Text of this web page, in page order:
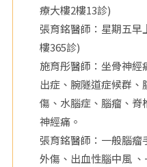
療大樓2樓13診)
張育銘醫師：星期五
樓365診)
施育彤醫師：坐骨神
出症、腕隧道症候群
傷、水腦症、腦瘤、脊
神經痛。
張育銘醫師：一般腦
外傷、出血性腦中風